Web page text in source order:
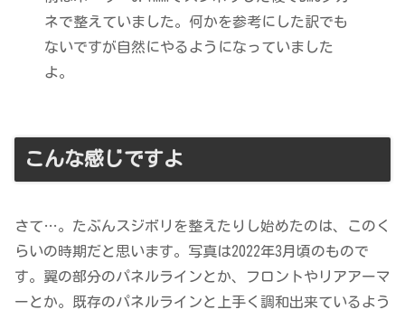
ネで整えていました。何かを参考にした訳でも
ないですが自然にやるようになっていました
よ。
こんな感じですよ
さて…。たぶんスジボリを整えたりし始めたのは、このく
らいの時期だと思います。写真は2022年3月頃のもので
す。翼の部分のパネルラインとか、フロントやリアアーマ
ーとか。既存のパネルラインと上手く調和出来ているよう